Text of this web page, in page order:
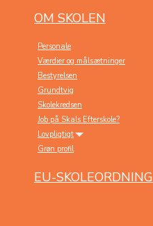
OM SKOLEN
Personale
Værdier og målsætninger
Bestyrelsen
Grundtvig
Skolekredsen
Job på Skals Efterskole?
Lovpligtigt
Grøn profil
EU-SKOLEORDNING